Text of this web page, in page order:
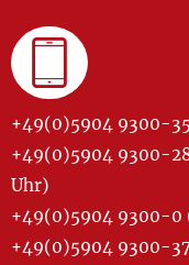
+49(0)5904 9300-
+49(0)5904 9300-
Uhr)
+49(0)5904 9300-0
+49(0)5904 9300-